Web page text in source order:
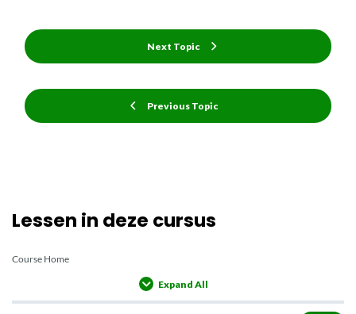
Previous Topic
Next Topic
Lessen in deze cursus
Course Home
Expand All